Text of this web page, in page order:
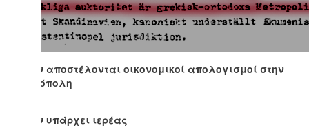
3. Δεν αποστέλονται οικονομικοί απολογισμοί στην
Μητρόπολη
4. Δεν υπάρχει ιερέας